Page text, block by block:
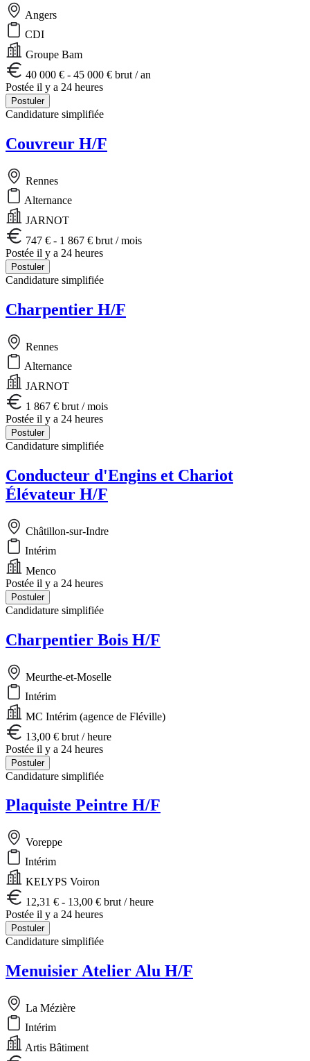
Angers
CDI
Groupe Bam
40 000 € - 45 000 € brut / an
Postée il y a 24 heures
Postuler
Candidature simplifiée
Couvreur H/F
Rennes
Alternance
JARNOT
747 € - 1 867 € brut / mois
Postée il y a 24 heures
Postuler
Candidature simplifiée
Charpentier H/F
Rennes
Alternance
JARNOT
1 867 € brut / mois
Postée il y a 24 heures
Postuler
Candidature simplifiée
Conducteur d'Engins et Chariot
Élévateur H/F
Châtillon-sur-Indre
Intérim
Menco
Postée il y a 24 heures
Postuler
Candidature simplifiée
Charpentier Bois H/F
Meurthe-et-Moselle
Intérim
MC Intérim (agence de Fléville)
13,00 € brut / heure
Postée il y a 24 heures
Postuler
Candidature simplifiée
Plaquiste Peintre H/F
Voreppe
Intérim
KELYPS Voiron
12,31 € - 13,00 € brut / heure
Postée il y a 24 heures
Postuler
Candidature simplifiée
Menuisier Atelier Alu H/F
La Mézière
Intérim
Artis Bâtiment